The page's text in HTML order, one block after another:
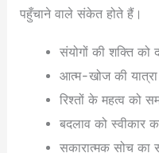
पहुँचाने वाले संकेत होते हैं।
संयोगों की शक्ति को
आत्म-खोज की
रिश्तों के महत्व को
बदलाव को स्वीकार
सकारात्मक सोच का